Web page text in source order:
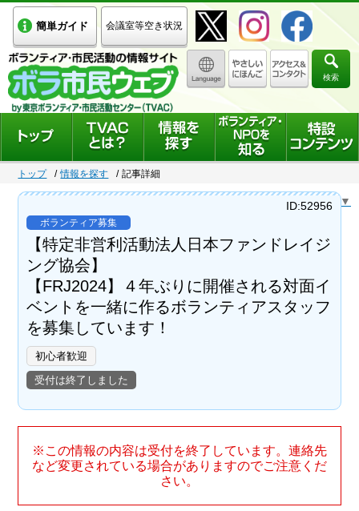
簡単ガイド 会議室等空き状況
検索
トップ 情報を探す 記事詳細
Select Language ▼
ボランティア募集
【特定非営利活動法人日本ファンドレイジ
ング協会】
【FRJ2024】４年ぶりに開催される対面イ
ベントを一緒に作るボランティアスタッフ
を募集しています！
初心者歓迎
受付は終了しました
ID:52956
※この情報の内容は受付を終了しています。連絡先
など変更されている場合がありますのでご注意くだ
さい。